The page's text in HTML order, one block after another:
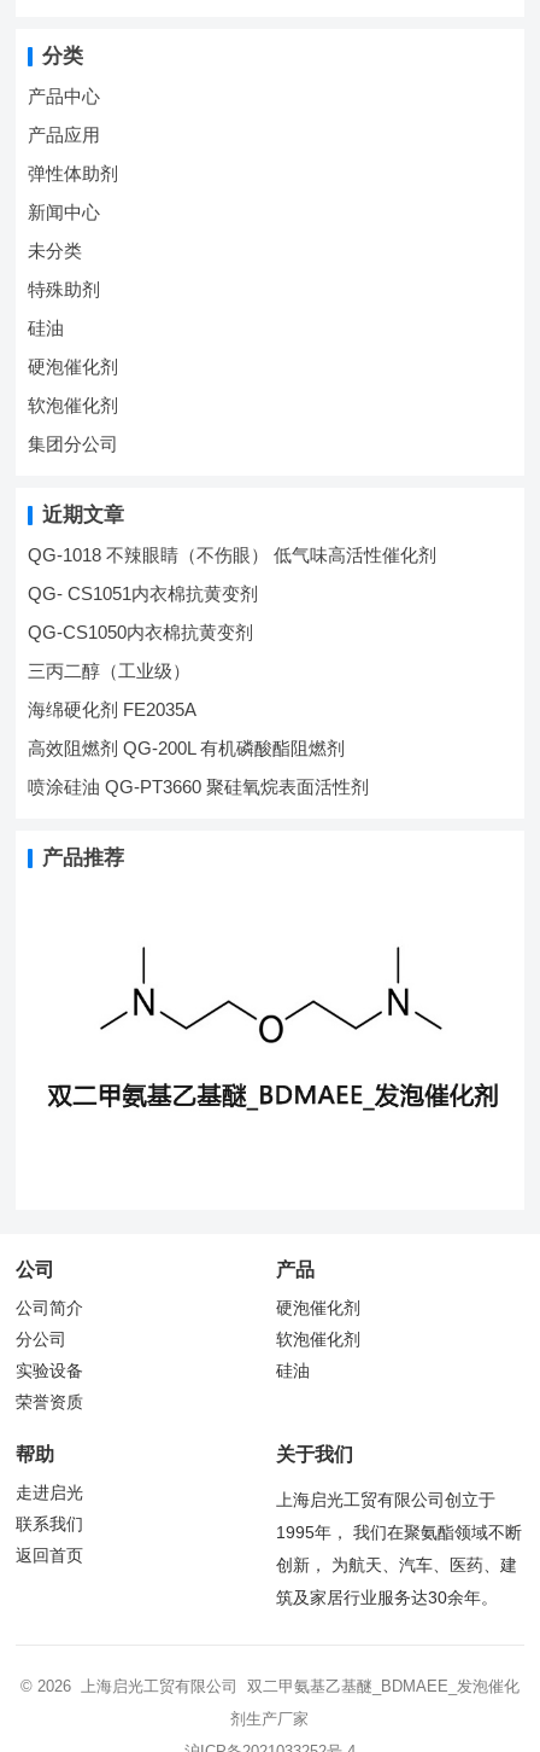
分类
产品中心
产品应用
弹性体助剂
新闻中心
未分类
特殊助剂
硅油
硬泡催化剂
软泡催化剂
集团分公司
近期文章
QG-1018 不辣眼睛（不伤眼） 低气味高活性催化剂
QG- CS1051内衣棉抗黄变剂
QG-CS1050内衣棉抗黄变剂
三丙二醇（工业级）
海绵硬化剂 FE2035A
高效阻燃剂 QG-200L 有机磷酸酯阻燃剂
喷涂硅油 QG-PT3660 聚硅氧烷表面活性剂
产品推荐
公司
公司简介
分公司
实验设备
荣誉资质
产品
硬泡催化剂
软泡催化剂
硅油
帮助
走进启光
联系我们
返回首页
关于我们
上海启光工贸有限公司创立于
1995年， 我们在聚氨酯领域不断
创新， 为航天、汽车、医药、建
筑及家居行业服务达30余年。
© 2026 上海启光工贸有限公司 双二甲氨基乙基醚_BDMAEE_发泡催化
剂生产厂家